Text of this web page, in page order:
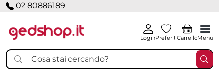
02 80886189
LoginPreferitiCarrelloMenu